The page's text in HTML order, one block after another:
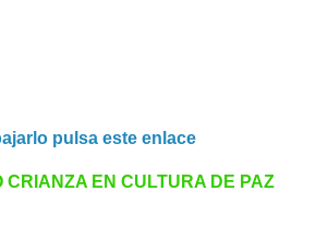
pulsa este enlace
CRIANZA EN CULTURA DE PAZ